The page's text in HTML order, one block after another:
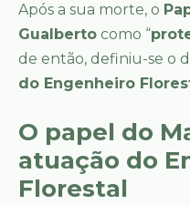
Após a sua morte, o
Gualberto como “
de então, definiu-se o
do Engenheiro
O papel do
atuação do
Florestal